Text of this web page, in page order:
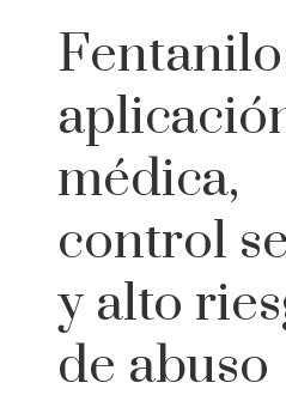
médica,
control
y alto
de abuso